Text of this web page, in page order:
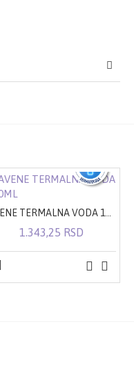
AVENE TERMALNA VODA 150ML
1.343,25 RSD